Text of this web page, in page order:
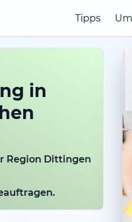
Tipps
in
Region Dittingen